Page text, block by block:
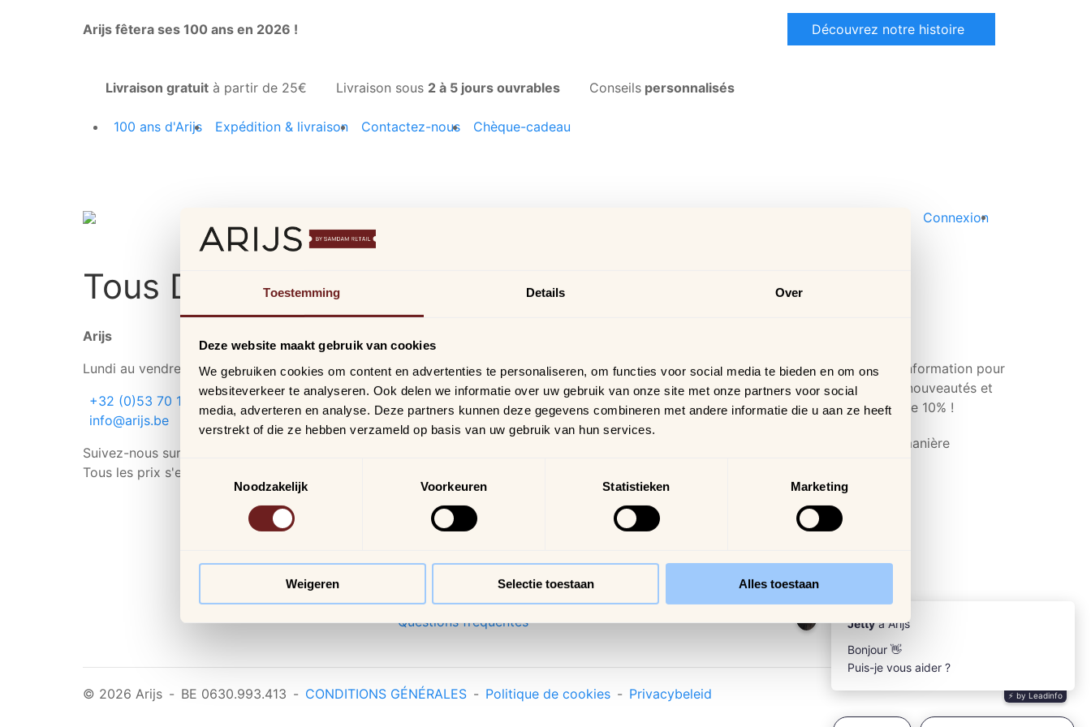
Toestemming Details Over
Deze website maakt gebruik van cookies
We gebruiken cookies om content en advertenties te personaliseren, om functies voor social media te bieden en om ons
websiteverkeer te analyseren. Ook delen we informatie over uw gebruik van onze site met onze partners voor social
media, adverteren en analyse. Deze partners kunnen deze gegevens combineren met andere informatie die u aan ze heeft
verstrekt of die ze hebben verzameld op basis van uw gebruik van hun services.
Toestemmingsselectie
Noodzakelijk
Voorkeuren Statistieken Marketing
Weigeren Selectie toestaan Alles toestaan
Arijs fêtera ses 100 ans en 2026 ! Découvrez notre histoire
Livraison gratuit à partir de 25€ Livraison sous 2 à 5 jours ouvrables Conseils personnalisés
100 ans d'Arijs Expédition & livraison Contactez-nous Chèque-cadeau
Connexion
Tous DakineProduits
Arijs
Lundi au vendredi de 8h30 à 17h30
+32 (0)53 70 11 80
info@arijs.be
Suivez-nous sur
Tous les prix s'entendent TVA comprise
Notre offre
Contactez-nous
Expédition & livraison
des litiges (RLL)
Connexion
Commandes
Questions fréquentes
Arijs Alost
Arijs Malines
Inscrivez-vous à notre lettre d'information pour
rester au courant de toutes les nouveautés et
recevoir un code de réduction de 10% !
Nous traitons vos données de manière
© 2026 Arijs - BE 0630.993.413 - CONDITIONS GÉNÉRALES - Politique de cookies - Privacybeleid